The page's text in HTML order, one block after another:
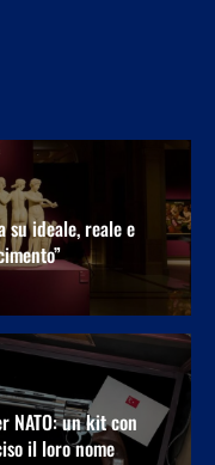
su ideale, reale e
NATO: un kit con
il loro nome